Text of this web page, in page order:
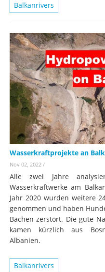
Balkanrivers
Wasserkraftprojekte an
Nov 02, 2022 /
Alle zwei Jahre
Wasserkraftwerke am
Jahr 2020 wurden weitere
genommen und haben
Bächen zerstört. Die gute
kamen kürzlich aus
Albanien.
Balkanrivers